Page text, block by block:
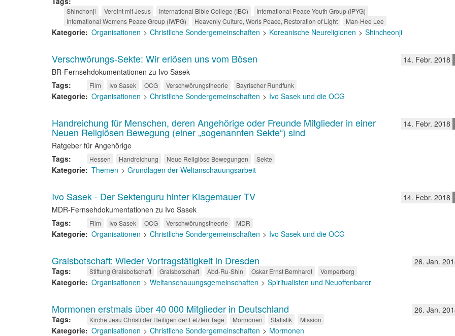
Shinchonji Vereint mit Jesus International Bible College (IBC)
International Peace Youth Group (IPYG)
International Womens Peace Group (IWPG)
Heavenly Culture, Worls Peace, Restoration of Light Man-Hee Lee
Kategorie Organisationen Christliche Sondergemeinschaften Koreanische Neureligionen Shincheonji
14. Febr. 2018
Verschwörungs-Sekte: Wir erlösen uns vom Bösen
BR-Fernsehdokumentationen zu Ivo Sasek
Tags
Film Ivo Sasek OCG Verschwörungstheorie Bayrischer Rundfunk
Kategorie Organisationen Christliche Sondergemeinschaften Ivo Sasek und die OCG
14. Febr. 2018
Handreichung für Menschen, deren Angehörige oder Freunde Mitglieder in einer
Neuen Religiösen Bewegung (einer „sogenannten Sekte“) sind
Ratgeber für Angehörige
Tags
Hessen Handreichung Neue Religiöse Bewegungen Sekte
Kategorie Themen Grundlagen der Weltanschauungsarbeit
14. Febr. 2018
Ivo Sasek - Der Sektenguru hinter Klagemauer TV
MDR-Fernsehdokumentationen zu Ivo Sasek
Tags
Film Ivo Sasek OCG Verschwörungstheorie MDR
Kategorie Organisationen Christliche Sondergemeinschaften Ivo Sasek und die OCG
26. Jan.
Gralsbotschaft: Wieder Vortragstätigkeit in Dresden
Tags Stiftung Gralsbotschaft Gralsbotschaft Abd-Ru-Shin Oskar Ernst Bernhardt Vomperberg
Kategorie Organisationen Weltanschauungsgemeinschaften Spiritualisten und Neuoffenbarer
26. Jan.
Mormonen erstmals über 40 000 Mitglieder in Deutschland
Tags Kirche Jesu Christi der Heiligen der Letzten Tage Mormonen Statistik Mission
Kategorie Organisationen Christliche Sondergemeinschaften Mormonen